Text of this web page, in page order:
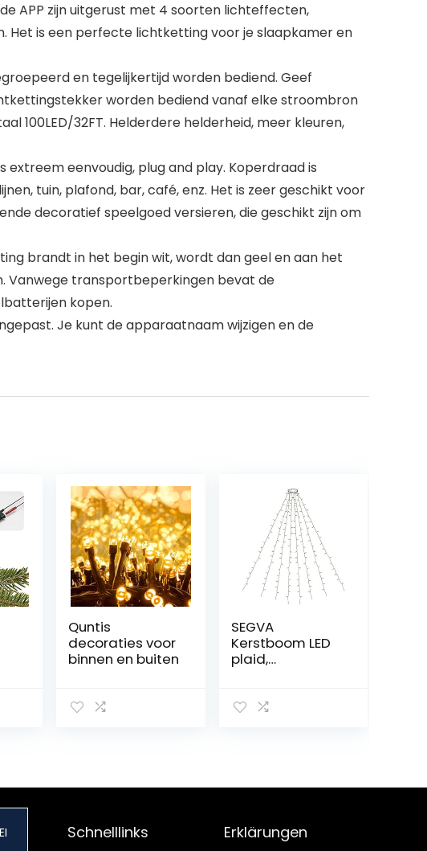
APP zijn uitgerust met 4 soorten lichteffecten,
Het is een perfecte lichtketting voor je slaapkamer en
en tegelijkertijd worden bediend. Geef
worden bediend vanaf elke stroombron
100LED/32FT. Helderdere helderheid, meer kleuren,
extreem eenvoudig, plug and play. Koperdraad is
tuin, plafond, bar, café, enz. Het is zeer geschikt voor
decoratief speelgoed versieren, die geschikt zijn om
brandt in het begin wit, wordt dan geel en aan het
Vanwege transportbeperkingen bevat de
kopen.
Je kunt de apparaatnaam wijzigen en de
Quntis
decoraties voor
binnen en buiten
SEGVA
Kerstboom LED
plaid,
lichtketting met
boom) –
Schnelllinks Erklärungen